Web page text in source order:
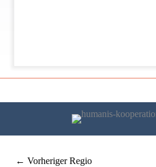
← Vorheriger Regio